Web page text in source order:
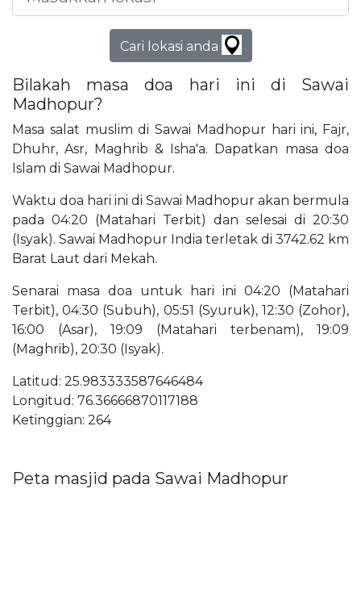
Cari lokasi anda
Bilakah masa doa hari ini di Sawai
Madhopur?
Masa salat muslim di Sawai Madhopur hari ini, Fajr,
Dhuhr, Asr, Maghrib & Isha'a. Dapatkan masa doa
Islam di Sawai Madhopur.
Waktu doa hari ini di Sawai Madhopur akan bermula
pada 04:20 (Matahari Terbit) dan selesai di 20:30
(Isyak). Sawai Madhopur India terletak di 3742.62 km
Barat Laut dari Mekah.
Senarai masa doa untuk hari ini 04:20 (Matahari
Terbit), 04:30 (Subuh), 05:51 (Syuruk), 12:30 (Zohor),
16:00 (Asar), 19:09 (Matahari terbenam), 19:09
(Maghrib), 20:30 (Isyak).
Latitud: 25.983333587646484
Longitud: 76.36666870117188
Ketinggian: 264
Peta masjid pada Sawai Madhopur